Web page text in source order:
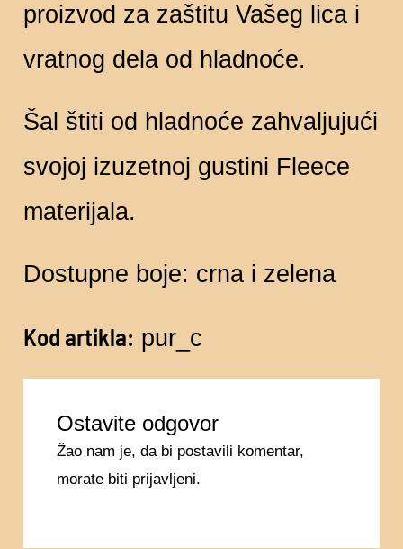
proizvod za zaštitu Vašeg lica i
vratnog dela od hladnoće.
Šal štiti od hladnoće zahvaljujući
svojoj izuzetnoj gustini Fleece
materijala.
Dostupne boje: crna i zelena
Kod artikla: pur_c
Ostavite odgovor
Žao nam je, da bi postavili komentar,
morate biti prijavljeni.